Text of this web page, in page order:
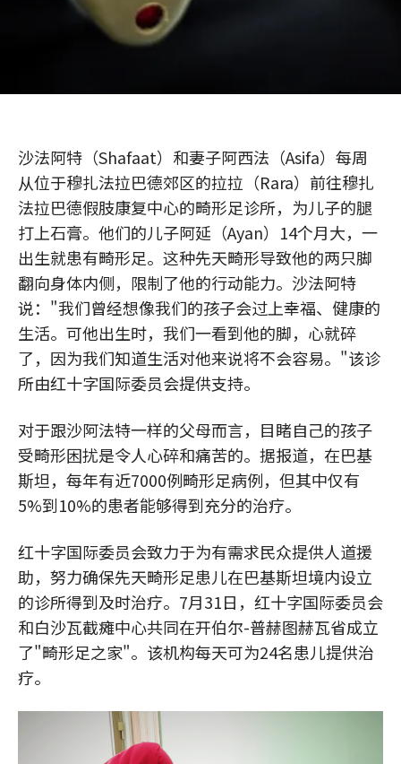
沙法阿特（Shafaat）和妻子阿西法（Asifa）每周
从位于穆扎法拉巴德郊区的拉拉（Rara）前往穆扎
法拉巴德假肢康复中心的畸形足诊所，为儿子的腿
打上石膏。他们的儿子阿延（Ayan）14个月大，一
出生就患有畸形足。这种先天畸形导致他的两只脚
翻向身体内侧，限制了他的行动能力。沙法阿特
说："我们曾经想像我们的孩子会过上幸福、健康的
生活。可他出生时，我们一看到他的脚，心就碎
了，因为我们知道生活对他来说将不会容易。"该诊
所由红十字国际委员会提供支持。
对于跟沙阿法特一样的父母而言，目睹自己的孩子
受畸形困扰是令人心碎和痛苦的。据报道，在巴基
斯坦，每年有近7000例畸形足病例，但其中仅有
5%到10%的患者能够得到充分的治疗。
红十字国际委员会致力于为有需求民众提供人道援
助，努力确保先天畸形足患儿在巴基斯坦境内设立
的诊所得到及时治疗。7月31日，红十字国际委员会
和白沙瓦截瘫中心共同在开伯尔-普赫图赫瓦省成立
了"畸形足之家"。该机构每天可为24名患儿提供治
疗。